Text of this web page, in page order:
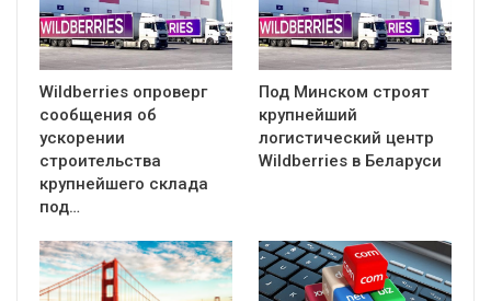
Wildberries опроверг
сообщения об
ускорении
строительства
крупнейшего склада
под…
Под Минском строят
крупнейший
логистический центр
Wildberries в Беларуси